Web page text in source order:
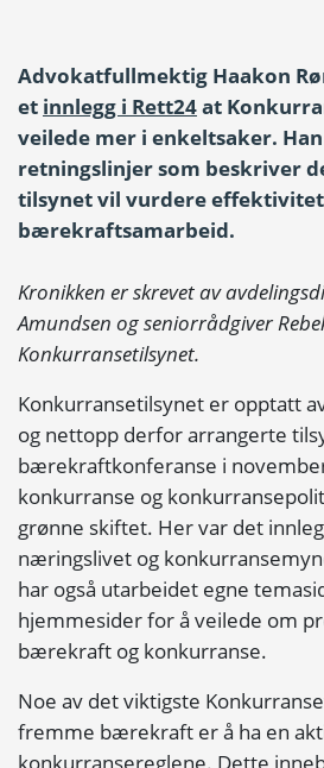
Advokatfullmektig Haakon
et innlegg i Rett24at
veilede mer i enkeltsaker.
retningslinjer som beskriver
tilsynet vil vurdere
bærekraftsamarbeid.
Kronikken er skrevet av
Amundsen og seniorrådgiver
Konkurransetilsynet.
Konkurransetilsynet er opptatt
og nettopp derfor arrangerte
bærekraftkonferanse i
konkurranse og
grønne skiftet. Her var det
næringslivet og
har også utarbeidet egne
hjemmesider for å veilede om
bærekraft og konkurranse.
Noe av det viktigste
fremme bærekraft er å ha en